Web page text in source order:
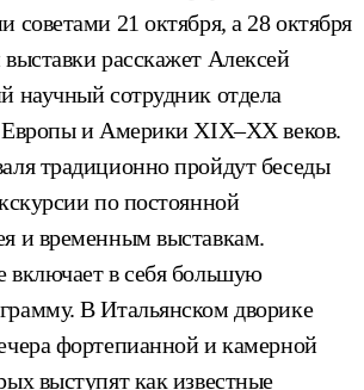
советами 21 октября, а 28 октября
расскажет Алексей
научный сотрудник отдела
Европы и Америки XIX–XX веков.
традиционно пройдут беседы
по постоянной
и временным выставкам.
включает в себя большую
В Итальянском дворике
фортепианной и камерной
выступят как известные